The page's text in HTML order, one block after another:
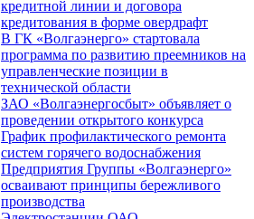
кредитной линии и договора
кредитования в форме овердрафт
В ГК «Волгаэнерго» стартовала
программа по развитию преемников на
управленческие позиции в
технической области
ЗАО «Волгаэнергосбыт» объявляет о
проведении открытого конкурса
График профилактического ремонта
систем горячего водоснабжения
Предприятия Группы «Волгаэнерго»
осваивают принципы бережливого
производства